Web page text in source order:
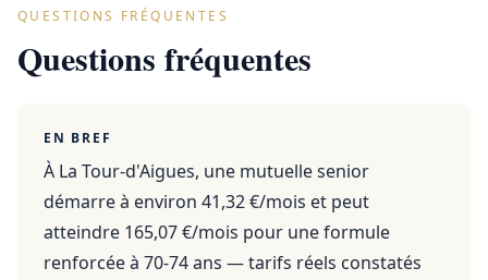
QUESTIONS FRÉQUENTES
Questions fréquentes
EN BREF
À La Tour-d'Aigues, une mutuelle senior
démarre à environ 41,32 €/mois et peut
atteindre 165,07 €/mois pour une formule
renforcée à 70-74 ans — tarifs réels constatés